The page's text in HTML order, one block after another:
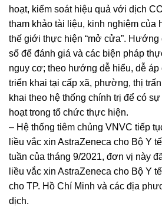
hoạt, kiểm soát hiệu quả với dịch
tham khảo tài liệu, kinh nghiệm của
thế giới thực hiện “mở cửa”. Hướng
số để đánh giá và các biện pháp
nguy cơ; theo hướng dễ hiểu, dễ áp
triển khai tại cấp xã, phường, thị
khai theo hệ thống chính trị để có
hoạt trong tổ chức thực hiện.
– Hệ thống tiêm chủng VNVC tiếp
liều vắc xin AstraZeneca cho Bộ Y
tuần của tháng 9/2021, đơn vị này
liều vắc xin AstraZeneca cho Bộ Y
cho TP. Hồ Chí Minh và các địa
dịch.